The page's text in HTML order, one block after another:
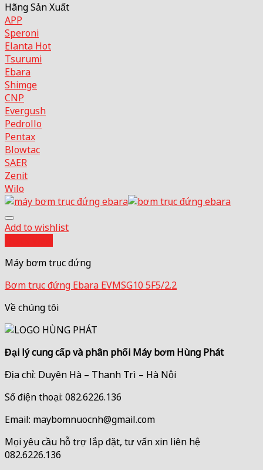
Hãng Sản Xuất
APP
Speroni
Elanta
Tsurumi
Ebara
Shimge
CNP
Evergush
Pedrollo
Pentax
Blowtac
SAER
Zenit
Wilo
Add to wishlist
Máy bơm trục đứng
Bơm trục đứng Ebara EVMSG10 5F5/2.2
Về chúng tôi
Đại lý cung cấp và phân phối Máy bơm Hùng Phát
Địa chỉ: Duyên Hà – Thanh Trì – Hà Nội
Số điện thoại: 082.6226.136
Email: maybomnuocnh@gmail.com
Mọi yêu cầu hỗ trợ lắp đặt, tư vấn xin liên hệ
082.6226.136